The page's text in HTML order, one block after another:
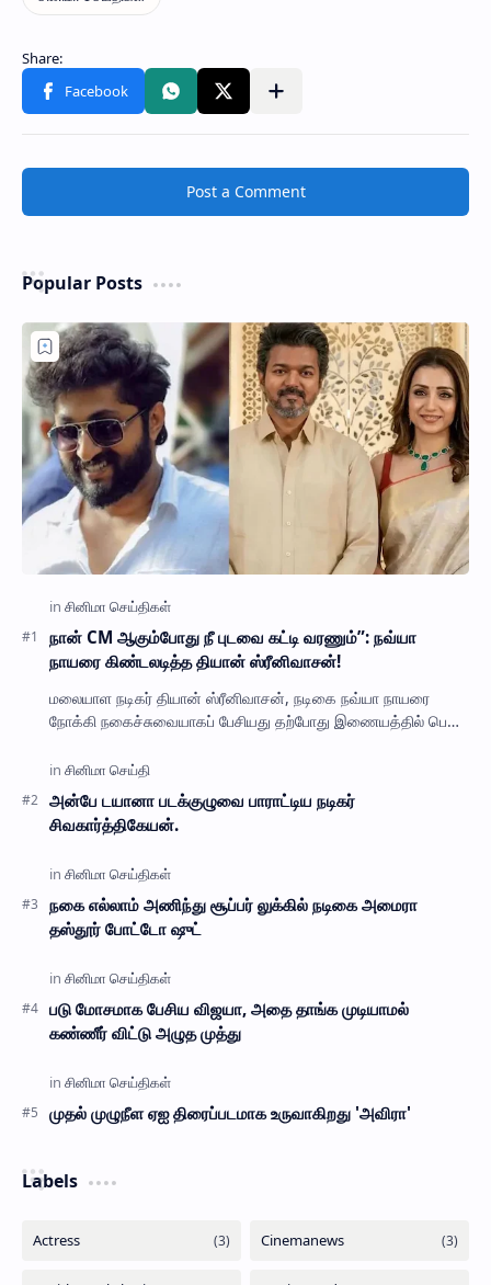
Post a Comment
Popular Posts
நான் CM ஆகும்போது நீ புடவை கட்டி வரணும்”: நவ்யா
நாயரை கிண்டலடித்த தியான் ஸ்ரீனிவாசன்!
மலையாள நடிகர் தியான் ஸ்ரீனிவாசன், நடிகை நவ்யா நாயரை
நோக்கி நகைச்சுவையாகப் பேசியது தற்போது இணையத்தில் பெரும்
அன்பே டயானா படக்குழுவை பாராட்டிய நடிகர்
சிவகார்த்திகேயன்.
நகை எல்லாம் அணிந்து சூப்பர் லுக்கில் நடிகை அமைரா
தஸ்தூர் போட்டோ ஷுட்
படு மோசமாக பேசிய விஜயா, அதை தாங்க முடியாமல்
கண்ணீர் விட்டு அழுத முத்து
முதல் முழுநீள ஏஐ திரைப்படமாக உருவாகிறது 'அவிரா'
Labels